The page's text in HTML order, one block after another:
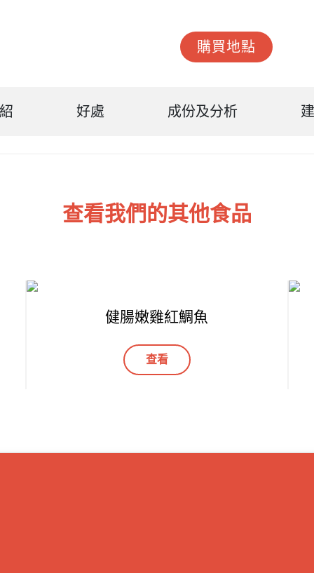
購買地點
好處 成份及分析
查看我們的其他食品
健腸嫩雞紅鯛魚
查看